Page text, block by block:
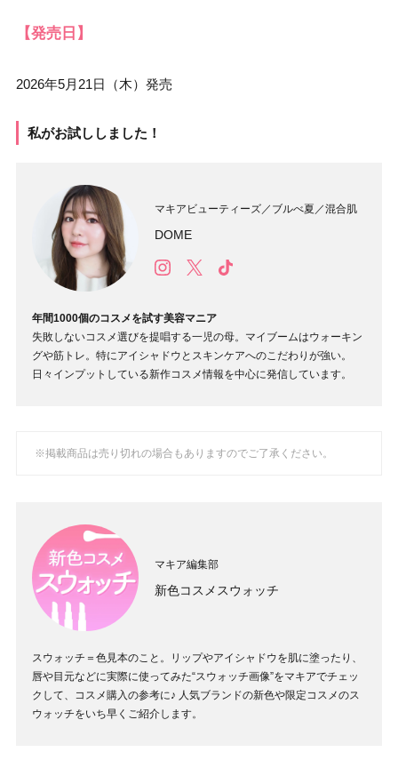
【発売日】
2026年5月21日（木）発売
私がお試ししました！
マキアビューティーズ／ブルべ夏／混合肌
DOME
年間1000個のコスメを試す美容マニア
失敗しないコスメ選びを提唱する一児の母。マイブームはウォーキン
グや筋トレ。特にアイシャドウとスキンケアへのこだわりが強い。
日々インプットしている新作コスメ情報を中心に発信しています。
※掲載商品は売り切れの場合もありますのでご了承ください。
マキア編集部
新色コスメスウォッチ
スウォッチ＝色見本のこと。リップやアイシャドウを肌に塗ったり、
唇や目元などに実際に使ってみた“スウォッチ画像”をマキアでチェッ
クして、コスメ購入の参考に♪ 人気ブランドの新色や限定コスメのス
ウォッチをいち早くご紹介します。